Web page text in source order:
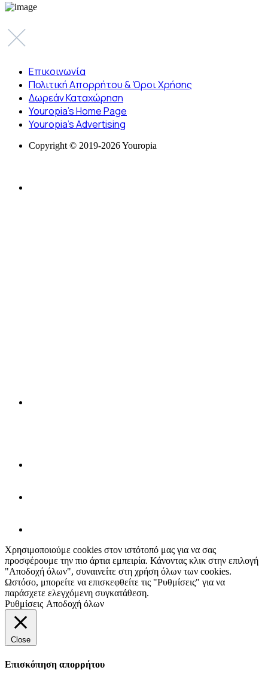
Επικοινωνία
Πολιτική Απορρήτου & Όροι Χρήσης
Δωρεάν Καταχώρηση
Youropia’s Home Page
Youropia’s Advertising
Copyright © 2019-2026 Youropia
Χρησιμοποιούμε cookies στον ιστότοπό μας για να σας
προσφέρουμε την πιο άρτια εμπειρία. Κάνοντας κλικ στην επιλογή
"Αποδοχή όλων", συναινείτε στη χρήση όλων των cookies.
Ωστόσο, μπορείτε να επισκεφθείτε τις "Ρυθμίσεις" για να
παράσχετε ελεγχόμενη συγκατάθεση.
Ρυθμίσεις Αποδοχή όλων
Close
Επισκόπηση απορρήτου